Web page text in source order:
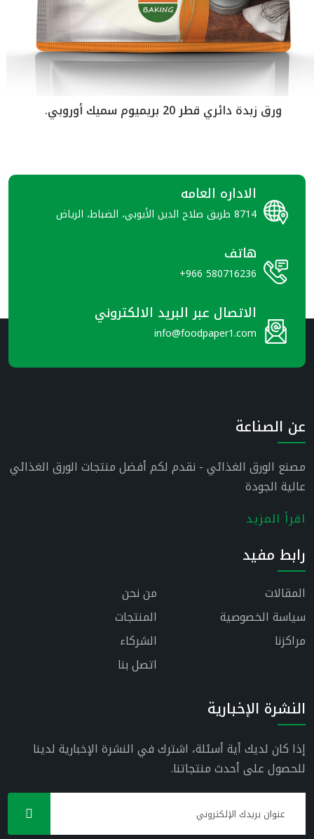
سميك أوروبي.
الاداره العامه
8714 طريق صلاح الدين الأيوبي، الضباط، الرياض
هاتف
+966 580716236
الاتصال عبر البريد الالكتروني
info@foodpaper1.com
عن الصناعة
مصنع الورق الغذائي - نقدم لكم أفضل منتجات الورق الغذائي
عالية الجودة
اقرأ المزيد
رابط مفيد
من نحن
المقالات
المنتجات
سياسة الخصوصية
الشركاء
مراكزنا
اتصل بنا
النشرة الإخبارية
إذا كان لديك أية أسئلة، اشترك في النشرة الإخبارية لدينا
للحصول على أحدث منتجاتنا.